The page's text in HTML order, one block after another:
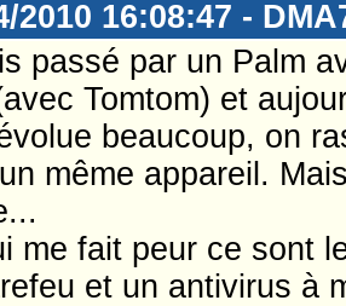
2010 16:08:47 -
passé par un Palm
Tomtom) et
beaucoup, on
même appareil.
me fait peur ce sont
et un antivirus à